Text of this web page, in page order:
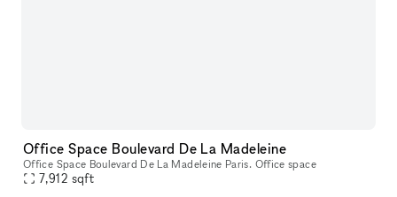
Office Space Boulevard De La Madeleine
Office Space Boulevard De La Madeleine Paris. Office space
7,912 sqft